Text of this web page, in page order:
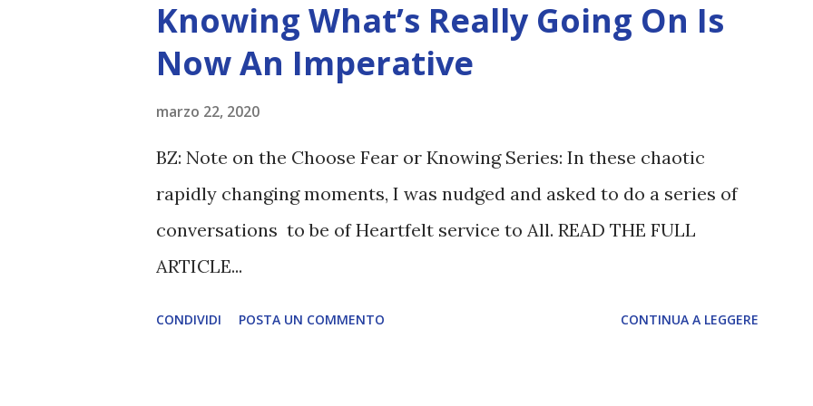
Knowing What’s Really Going On Is
Now An Imperative
marzo 22, 2020
BZ: Note on the Choose Fear or Knowing Series: In these chaotic
rapidly changing moments, I was nudged and asked to do a series of
conversations to be of Heartfelt service to All. READ THE FULL
ARTICLE...
CONDIVIDI POSTA UN COMMENTO CONTINUA A LEGGERE